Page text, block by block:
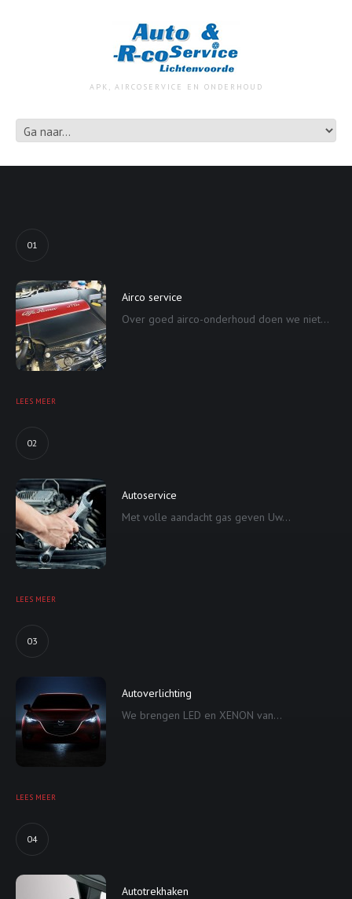
APK, AIRCOSERVICE EN ONDERHOUD
01
Airco service
Over goed airco-onderhoud doen we niet...
LEES MEER
02
Autoservice
Met volle aandacht gas geven Uw...
LEES MEER
03
Autoverlichting
We brengen LED en XENON van...
LEES MEER
04
Autotrekhaken